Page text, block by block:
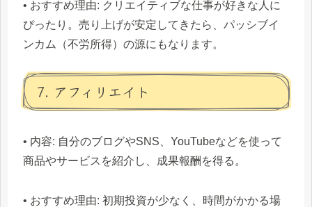
• おすすめ理由: クリエイティブな仕事が好きな人に
ぴったり。売り上げが安定してきたら、パッシブイ
ンカム（不労所得）の源にもなります。
7. アフィリエイト
• 内容: 自分のブログやSNS、YouTubeなどを使って
商品やサービスを紹介し、成果報酬を得る。
• おすすめ理由: 初期投資が少なく、時間がかかる場